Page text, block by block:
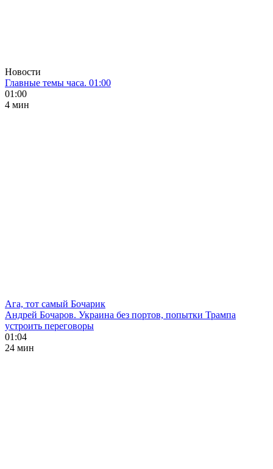
Новости
Главные темы часа. 01:00
01:00
4 мин
Ага, тот самый Бочарик
Андрей Бочаров. Украина без портов, попытки Трампа
устроить переговоры
01:04
24 мин